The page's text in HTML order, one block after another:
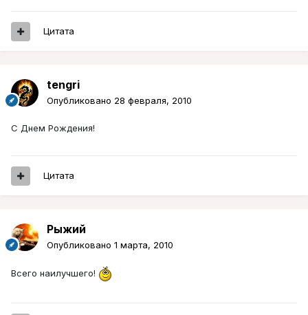
Цитата
tengri
Опубликовано 28 февраля, 2010
С Днем Рождения!
Цитата
Рыжий
Опубликовано 1 марта, 2010
Всего наилучшего!